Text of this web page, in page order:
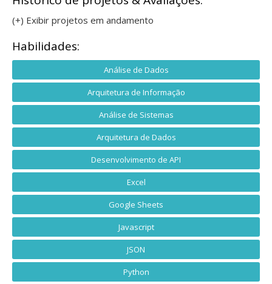
(+) Exibir projetos em andamento
Habilidades:
Análise de Dados
Arquitetura de Informação
Análise de Sistemas
Arquitetura de Dados
Desenvolvimento de API
Excel
Google Sheets
Javascript
JSON
Python